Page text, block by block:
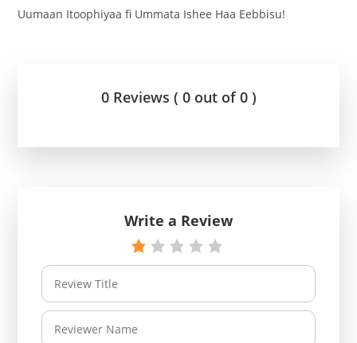
Uumaan Itoophiyaa fi Ummata Ishee Haa Eebbisu!
0 Reviews ( 0 out of 0 )
Write a Review